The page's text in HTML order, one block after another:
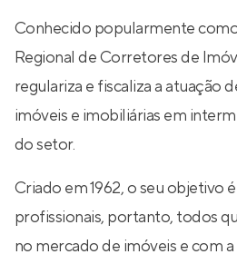
Conhecido popularmente
Regional de Corretores de
regulariza e fiscaliza a atuação
imóveis e imobiliárias em
do setor.
Criado em 1962, o seu objetivo
profissionais, portanto, todos
no mercado de imóveis e com